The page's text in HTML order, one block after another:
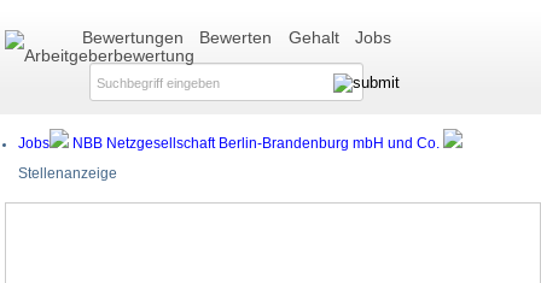
Bewertungen Bewerten Gehalt Jobs
Jobs NBB Netzgesellschaft Berlin-Brandenburg mbH und Co.
Stellenanzeige